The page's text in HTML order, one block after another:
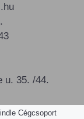
u. 35. /44.
Cégcsoport